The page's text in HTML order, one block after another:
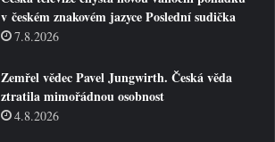
v českém znakovém jazyce Poslední sudička
7.8.2026
Zemřel vědec Pavel Jungwirth. Česká věda
ztratila mimořádnou osobnost
4.8.2026